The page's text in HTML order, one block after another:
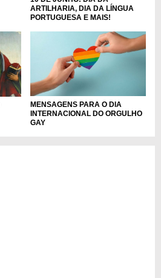
ARTILHARIA, DIA DA LÍNGUA
PORTUGUESA E MAIS!
MENSAGENS PARA O DIA
INTERNACIONAL DO ORGULHO
GAY